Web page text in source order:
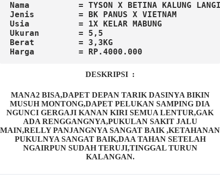
Nama          = TYSON X BETINA KALUNG
Jenis         = BK PANUS X VIETNAM
Usia          = 1X KELAR MABUNG
Ukuran        = 5,5
Berat         = 3,3KG
DESKRIPSI :
MANA2 BISA,DAPET DEPAN TARIK DASINYA BIKIN
MUSUH MONTONG,DAPET PELUKAN SAMPING DIA
NGUNCI GERGAJI KANAN KIRI SEMUA LENTUR,GAK
ADA RENGGANGNYA,PUKULAN SAKIT JALU
MAIN,RELLY PANJANGNYA SANGAT BAIK ,KETAHANAN
PUKULNYA SANGAT BAIK,DAA TAHAN SETELAH
NGAIRPUN SUDAH TERUJI,TINGGAL TURUN
KALANGAN.